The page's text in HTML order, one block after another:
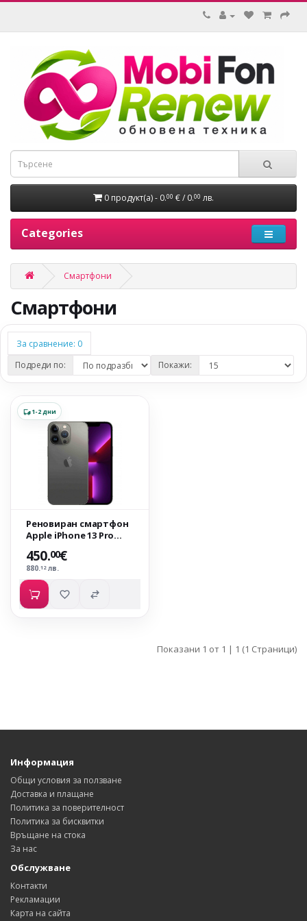
0 продукт(а) - 0.00 € / 0.00 лв.
Categories
Смартфони
Смартфони
За сравнение: 0
Подреди по:
Покажи:
Реновиран смартфон
Apple iPhone 13 Pro
128GB, 5G | без
забележки
450.00€
880.12лв.
Показани 1 от 1 | 1 (1 Страници)
Информация
Общи условия за ползване
Доставка и плащане
Политика за поверителност
Политика за бисквитки
Връщане на стока
За нас
Обслужване
Контакти
Рекламации
Карта на сайта